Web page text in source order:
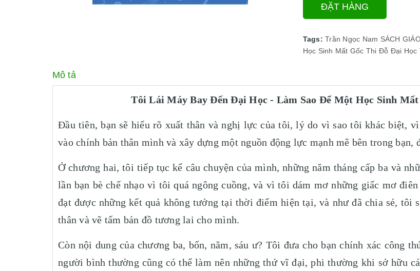
ĐẶT HÀNG
Tags: Trần Ngọc Nam SÁCH
Học Sinh Mất Gốc Thi Đỗ Đại Học
Mô tả
Tôi Lái Máy Bay Đến Đại Học - Làm Sao Để Một Học Sinh
Đầu tiên, bạn sẽ hiểu rõ xuất thân và nghị lực của tôi, lý do vì sao tôi khác biệt,
vào chính bản thân mình và xây dựng một nguồn động lực mạnh mẽ bên trong
Ở chương hai, tôi tiếp tục kể câu chuyện của mình, những năm tháng cấp ba và
lần bạn bè chế nhạo vì tôi quá ngông cuồng, và vì tôi dám mơ những giấc mơ
đạt được những kết quả không tưởng tại thời điểm hiện tại, và như đã chia sẻ, tôi
thân và vẽ tấm bản đồ tương lai cho mình.
Còn nội dung của chương ba, bốn, năm, sáu ư? Tôi đưa cho bạn chính xác công
người bình thường cũng có thể làm nên những thứ vĩ đại, phi thường khi sở hữu